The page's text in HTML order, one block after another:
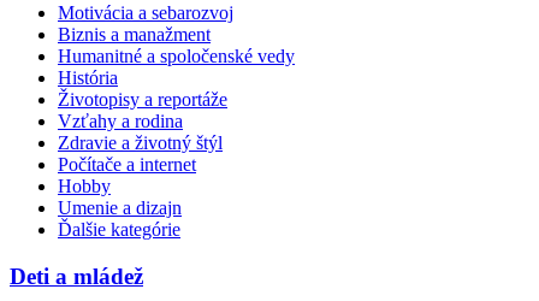
Motivácia a sebarozvoj
Biznis a manažment
Humanitné a spoločenské vedy
História
Životopisy a reportáže
Vzťahy a rodina
Zdravie a životný štýl
Počítače a internet
Hobby
Umenie a dizajn
Ďalšie kategórie
Deti a mládež